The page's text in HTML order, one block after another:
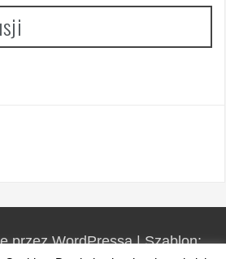
przez WordPressa|Szablon: